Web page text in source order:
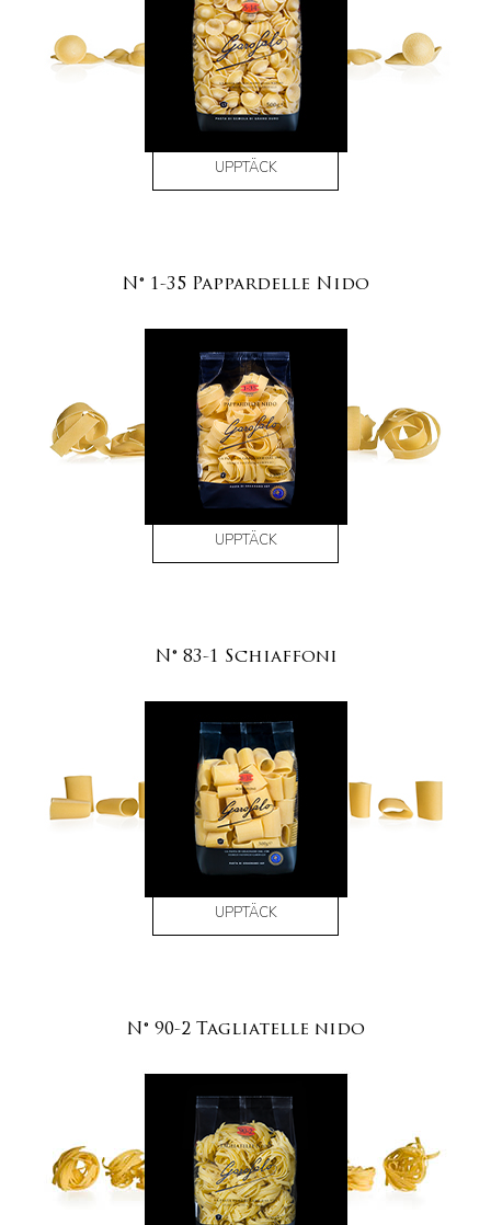
UPPTÄCK
N° 1-35 Pappardelle Nido
UPPTÄCK
N° 83-1 Schiaffoni
UPPTÄCK
N° 90-2 Tagliatelle nido